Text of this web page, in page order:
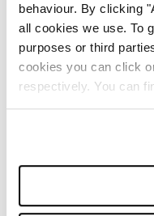
behaviour. By clicking
all cookies we use. To
purposes or third
cookies you can click
respectively. You can